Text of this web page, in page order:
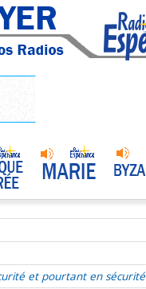
et pourtant en sécurité